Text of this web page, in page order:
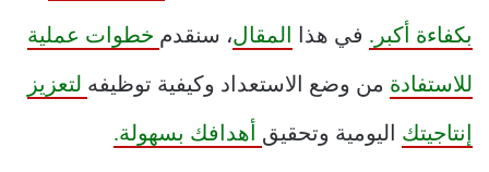
بكفاءة أكبر. في هذا المقال، سنقدم خطوات عملية
للاستفادة من وضع الاستعداد وكيفية توظيفه لتعزيز
إنتاجيتك اليومية وتحقيق أهدافك بسهولة.